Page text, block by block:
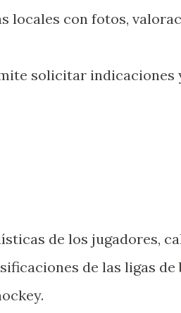
locales con fotos,
solicitar indicaciones
de los jugadores,
de las ligas de